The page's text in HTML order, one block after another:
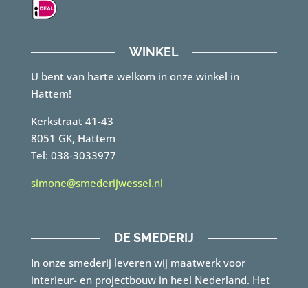
WINKEL
U bent van harte welkom in onze winkel in
Hattem!
Kerkstraat 41-43
8051 GK, Hattem
Tel: 038-3033977
simone@smederijwessel.nl
DE SMEDERIJ
In onze smederij leveren wij maatwerk voor
interieur- en projectbouw in heel Nederland. Het